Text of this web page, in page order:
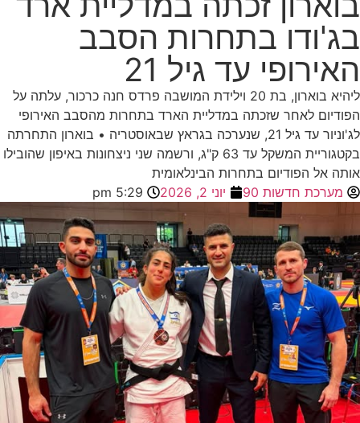
בג'ודו בתחרות הסבב
האירופי עד גיל 21
ליהיא בוארון, בת 20 וילידת המושבה פרדס חנה כרכור, עלתה על
הפודיום לאחר שזכתה במדליית הארד בתחרות מהסבב האירופי
לג'וניור עד גיל 21, שנערכה בגראץ שבאוסטריה • בוארון התחרתה
בקטגוריית המשקל עד 63 ק"ג, ורשמה שני ניצחונות באיפון שהובילו
אותה אל הפודיום בתחרות הבינלאומית
מערכת חדשות 90
יוני 2, 2026 5:29 pm